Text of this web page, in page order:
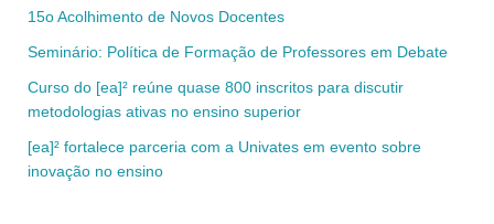
15o Acolhimento de Novos Docentes
Seminário: Política de Formação de Professores em Debate
Curso do [ea]² reúne quase 800 inscritos para discutir
metodologias ativas no ensino superior
[ea]² fortalece parceria com a Univates em evento sobre
inovação no ensino